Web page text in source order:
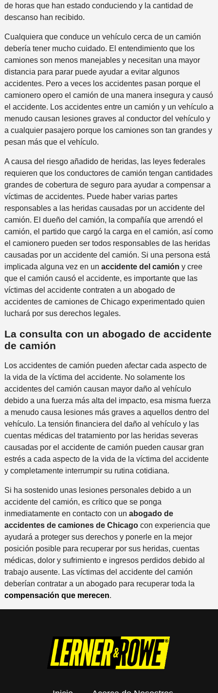
de horas que han estado conduciendo y la cantidad de
descanso han recibido.
Cualquiera que conduce un vehículo cerca de un camión
debería tener mucho cuidado. El entendimiento que los
camiones son menos manejables y necesitan una mayor
distancia para parar puede ayudar a evitar algunos
accidentes. Pero a veces los accidentes pasan porque el
camionero opero el camión de una manera insegura y causó
el accidente. Los accidentes entre un camión y un vehículo a
menudo causan lesiones graves al conductor del vehículo y
a cualquier pasajero porque los camiones son tan grandes y
pesan más que el vehículo.
A causa del riesgo añadido de heridas, las leyes federales
requieren que los conductores de camión tengan cantidades
grandes de cobertura de seguro para ayudar a compensar a
víctimas de accidentes. Puede haber varias partes
responsables a las heridas causadas por un accidente del
camión. El dueño del camión, la compañía que arrendó el
camión, el partido que cargó la carga en el camión, así como
el camionero pueden ser todos responsables de las heridas
causadas por un accidente del camión. Si una persona está
implicada alguna vez en un accidente del camión y cree
que el camión causó el accidente, es importante que las
víctimas del accidente contraten a un abogado de
accidentes de camiones de Chicago experimentado quien
luchará por sus derechos legales.
La consulta con un abogado de accidente
de camión
Los accidentes de camión pueden afectar cada aspecto de
la vida de la víctima del accidente. No solamente los
accidentes del camión causan mayor daño al vehículo
debido a una fuerza más alta del impacto, esa misma fuerza
a menudo causa lesiones más graves a aquellos dentro del
vehículo. La tensión financiera del daño al vehículo y las
cuentas médicas del tratamiento por las heridas severas
causadas por el accidente de camión pueden causar gran
estrés a cada aspecto de la vida de la víctima del accidente
y completamente interrumpir su rutina cotidiana.
Si ha sostenido unas lesiones personales debido a un
accidente del camión, es crítico que se ponga
inmediatamente en contacto con un abogado de
accidentes de camiones de Chicagocon experiencia que
ayudará a proteger sus derechos y ponerle en la mejor
posición posible para recuperar por sus heridas, cuentas
médicas, dolor y sufrimiento e ingresos perdidos debido al
trabajo ausente. Las víctimas del accidente del camión
deberían contratar a un abogado para recuperar toda la
compensación que merecen.